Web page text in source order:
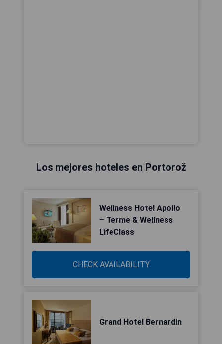
Los mejores hoteles en Portorož
Wellness Hotel Apollo
– Terme & Wellness
LifeClass
CHECK AVAILABILITY
Grand Hotel Bernardin